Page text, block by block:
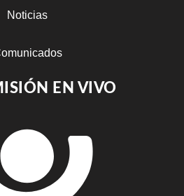
Noticias
Resultados
EN VIVO